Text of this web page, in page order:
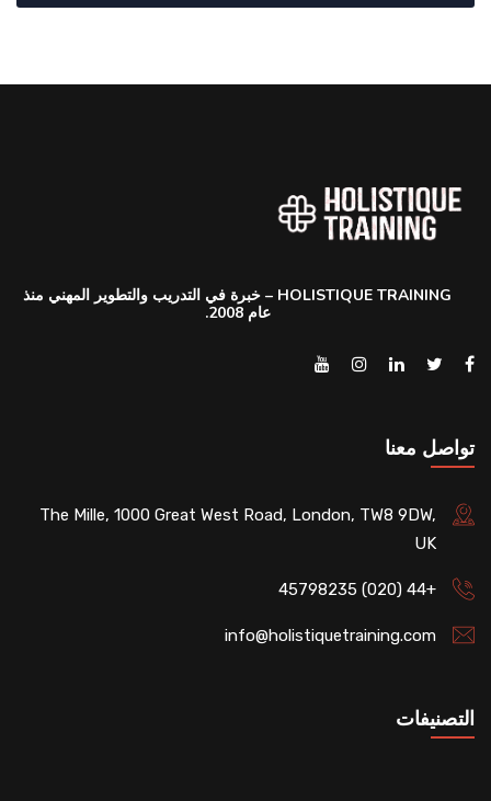
HOLISTIQUE TRAINING – خبرة في التدريب والتطوير المهني منذ
عام 2008.
تواصل معنا
The Mille, 1000 Great West Road, London, TW8 9DW,
UK
+44 (020) 45798235
info@holistiquetraining.com
التصنيفات